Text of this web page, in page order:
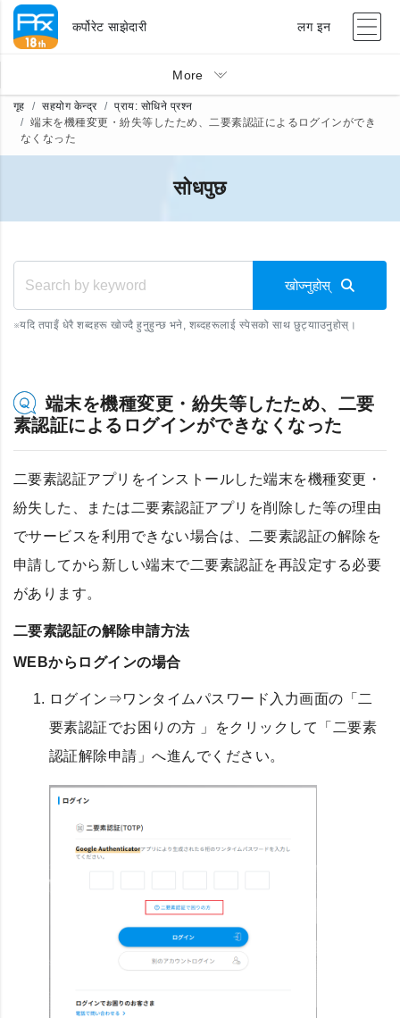
कर्पोरेट साझेदारी लग इन
More
गृह सहयोग केन्द्र
प्राय: सोधिने प्रश्न
端末を機種変更・紛失等したため、二要素認証によるログインができ
なくなった
सोधपुछ
खोज्नुहोस्
※यदि तपाइँ धेरै शब्दहरू खोज्दै हुनुहुन्छ भने, शब्दहरूलाई स्पेसको साथ छुट्यााउनुहोस्।
端末を機種変更・紛失等したため、二要
素認証によるログインができなくなった
二要素認証アプリをインストールした端末を機種変更・
紛失した、または二要素認証アプリを削除した等の理由
でサービスを利用できない場合は、二要素認証の解除を
申請してから新しい端末で二要素認証を再設定する必要
があります。
二要素認証の解除申請方法
WEBからログインの場合
ログイン⇒ワンタイムパスワード入力画面の「二
要素認証でお困りの方 」をクリックして「二要素
認証解除申請」へ進んでください。